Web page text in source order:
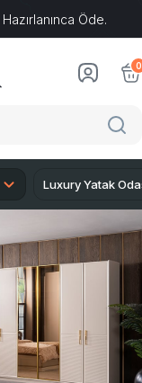
Hazırlanınca Öde.
0
Luxury Yatak